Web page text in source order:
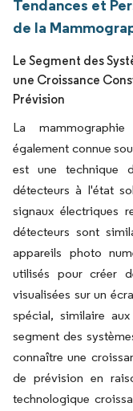
Tendances et
de la
Le Segment des
une Croissance
Prévision
La
également connue
est une technique
détecteurs à l'état
signaux électriques
détecteurs sont
appareils photo
utilisés pour créer
visualisées sur un
spécial, similaire
segment des
connaître une
de prévision en
technologique